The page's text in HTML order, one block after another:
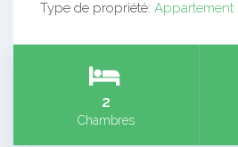
Type de propriété: Appartement
2
Chambres